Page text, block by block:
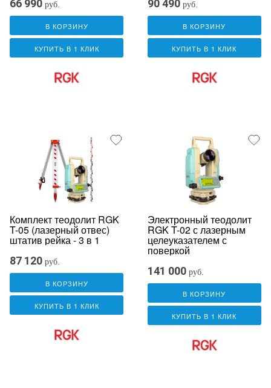
66 990 руб.
В КОРЗИНУ
КУПИТЬ В 1 КЛИК
90 490 руб.
В КОРЗИНУ
КУПИТЬ В 1 КЛИК
Комплект теодолит RGK
T-05 (лазерный отвес)
штатив рейка - 3 в 1
87 120 руб.
В КОРЗИНУ
КУПИТЬ В 1 КЛИК
Электронный теодолит
RGK T-02 с лазерным
целеуказателем с
поверкой
141 000 руб.
В КОРЗИНУ
КУПИТЬ В 1 КЛИК